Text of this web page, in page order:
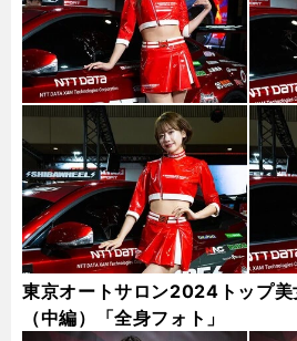
東京オートサロン2024トップ
（中編）「全身フォト」